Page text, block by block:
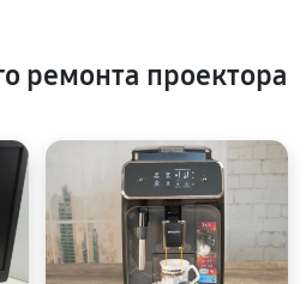
ремонта проектора